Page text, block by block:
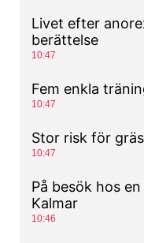
Livet efter
berättelse
10:47
Fem enkla
10:47
Stor risk för
10:47
På besök hos
Kalmar
10:46